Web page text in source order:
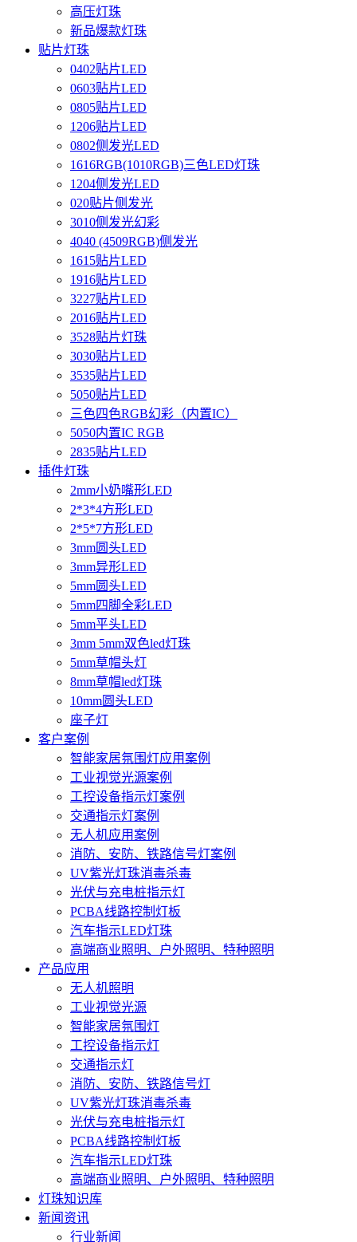
高压灯珠
新品爆款灯珠
贴片灯珠
0402贴片LED
0603贴片LED
0805贴片LED
1206贴片LED
0802侧发光LED
1616RGB(1010RGB)三色LED灯珠
1204侧发光LED
020贴片侧发光
3010侧发光幻彩
4040 (4509RGB)侧发光
1615贴片LED
1916贴片LED
3227贴片LED
2016贴片LED
3528贴片灯珠
3030贴片LED
3535贴片LED
5050贴片LED
三色四色RGB幻彩（内置IC）
5050内置IC RGB
2835贴片LED
插件灯珠
2mm小奶嘴形LED
2*3*4方形LED
2*5*7方形LED
3mm圆头LED
3mm异形LED
5mm圆头LED
5mm四脚全彩LED
5mm平头LED
3mm 5mm双色led灯珠
5mm草帽头灯
8mm草帽led灯珠
10mm圆头LED
座子灯
客户案例
智能家居氛围灯应用案例
工业视觉光源案例
工控设备指示灯案例
交通指示灯案例
无人机应用案例
消防、安防、铁路信号灯案例
UV紫光灯珠消毒杀毒
光伏与充电桩指示灯
PCBA线路控制灯板
汽车指示LED灯珠
高端商业照明、户外照明、特种照明
产品应用
无人机照明
工业视觉光源
智能家居氛围灯
工控设备指示灯
交通指示灯
消防、安防、铁路信号灯
UV紫光灯珠消毒杀毒
光伏与充电桩指示灯
PCBA线路控制灯板
汽车指示LED灯珠
高端商业照明、户外照明、特种照明
灯珠知识库
新闻资讯
行业新闻